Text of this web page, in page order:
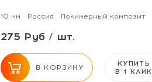
10 мм Россия Полимерный композит
275 Руб / шт.
В КОРЗИНУ
КУПИТЬ
В 1 КЛИК